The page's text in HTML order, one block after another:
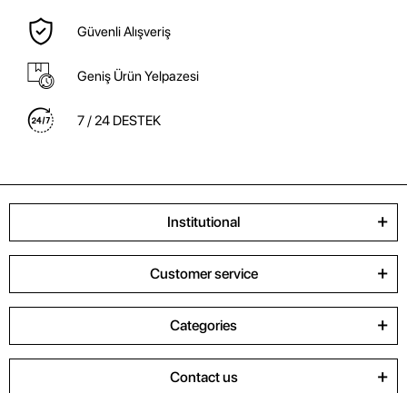
Güvenli Alışveriş
Geniş Ürün Yelpazesi
7 / 24 DESTEK
Institutional
Customer service
Categories
Contact us